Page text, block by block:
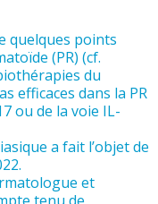
quelques points
(PR) (cf.
du
efficaces dans la PR
ou de la voie IL-
a fait l’objet de
et